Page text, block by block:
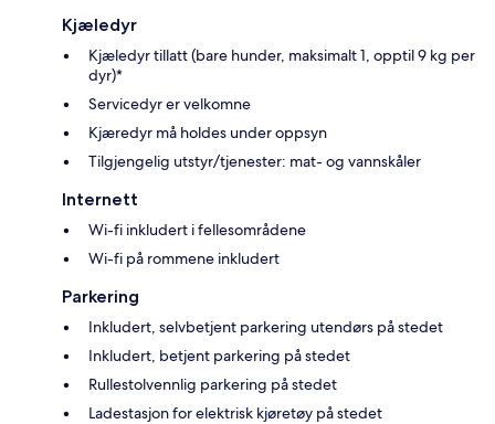
Kjæledyr
Kjæledyr tillatt (bare hunder, maksimalt 1, opptil 9 kg per
dyr)*
Servicedyr er velkomne
Kjæredyr må holdes under oppsyn
Tilgjengelig utstyr/tjenester: mat- og vannskåler
Internett
Wi-fi inkludert i fellesområdene
Wi-fi på rommene inkludert
Parkering
Inkludert, selvbetjent parkering utendørs på stedet
Inkludert, betjent parkering på stedet
Rullestolvennlig parkering på stedet
Ladestasjon for elektrisk kjøretøy på stedet